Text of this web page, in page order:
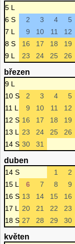
5 L
6 S
2 3 4 5
7 L
9 10 11 12
8 S
16 17 18 19
9 L
23 24 25 26
březen
9 L
10 S
2 3 4 5
11 L
9 10 11 12
12 S 16 17 18 19
13 L
23 24 25 26
14 S 30 31
duben
14 S 1 2
15 L
6 7 8 9
16 S 13 14 15 16
17 L
20 21 22 23
18 S 27 28 29 30
květen